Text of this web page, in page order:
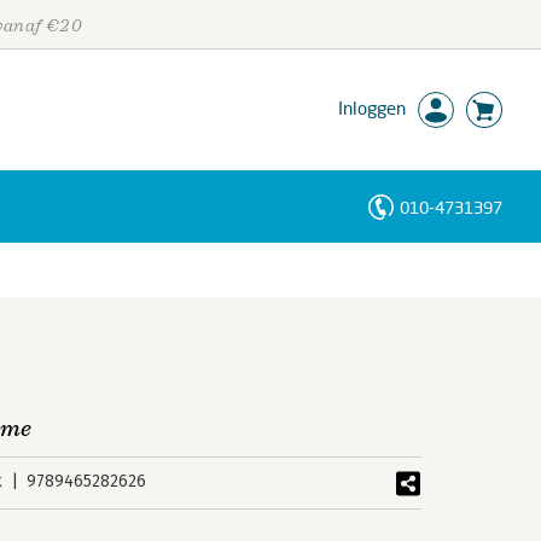
€20
Inloggen
010-4731397
9789465282626
Personen